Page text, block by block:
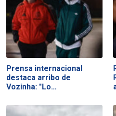
Prensa internacional
destaca arribo de
Vozinha: "Lo…